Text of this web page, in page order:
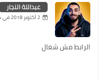
عبداللة النجار
2 أكتوبر 2018 في 5:24 م
الرابط مش شغال